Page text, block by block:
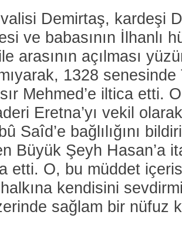
Demirtaş, kardeşi
ve babasının İlhanlı
arasının açılması
1328 senesinde
Mehmed’e iltica etti.
Eretna’yı vekil
Saîd’e bağlılığını
Büyük Şeyh Hasan’a
etti. O, bu müddet
kendisini
sağlam bir nüfuz